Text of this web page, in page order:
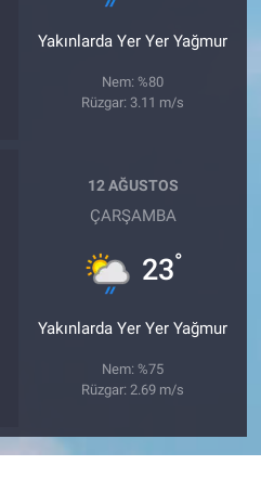
Yakınlarda Yer Yer Yağmur
Nem: %80
Rüzgar: 3.11 m/s
12 AĞUSTOS
ÇARŞAMBA
23°
Yakınlarda Yer Yer Yağmur
Nem: %75
Rüzgar: 2.69 m/s